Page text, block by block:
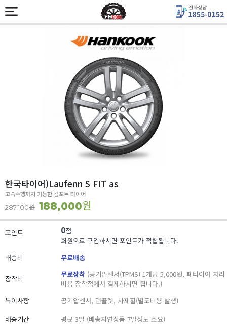
한국타이어)Laufenn S FIT as
고속주행까지 가능한 컴포트 타이어
287,100원 188,000원
포인트 0점
회원으로 구입하시면 포인트가 적립됩니다.
배송비
무료배송
장착비 무료장착 (공기압센서(TPMS) 1개당 5,000원, 폐타이어 처리
비용 장착점에서 결제하시면 됩니다.)
특이사항
공기압센서, 런플렛, 사제휠(별도비용 발생)
배송기간
평균 3일 (배송지연상품 7일정도 소요)